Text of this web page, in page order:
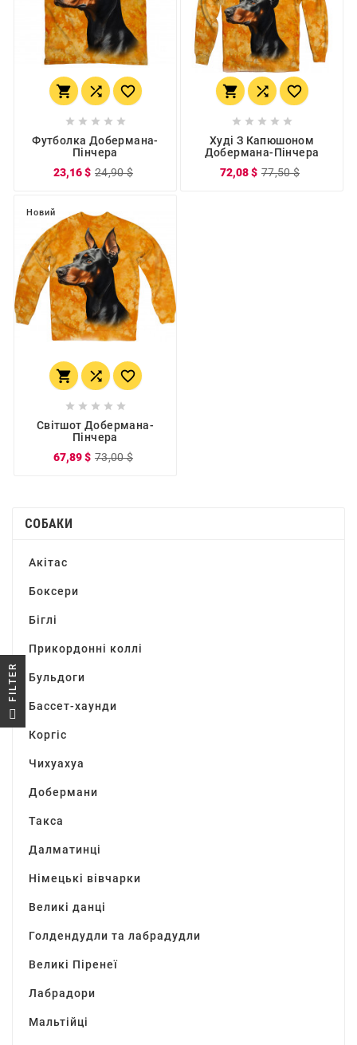
  
    
Футболка Добермана-
Пінчера
23,16 $ 24,90 $
  
    
Худі З Капюшоном
Добермана-Пінчера
72,08 $ 77,50 $
Новий
  
    
Світшот Добермана-
Пінчера
67,89 $ 73,00 $
СОБАКИ
Акітас
Боксери
Біглі
Прикордонні коллі
Бульдоги
Бассет-хаунди
Коргіс
Чихуахуа
Добермани
Такса
Далматинці
Німецькі вівчарки
Великі данці
Голдендудли та лабрадудли
Великі Піренеї
Лабрадори
Мальтійці
R